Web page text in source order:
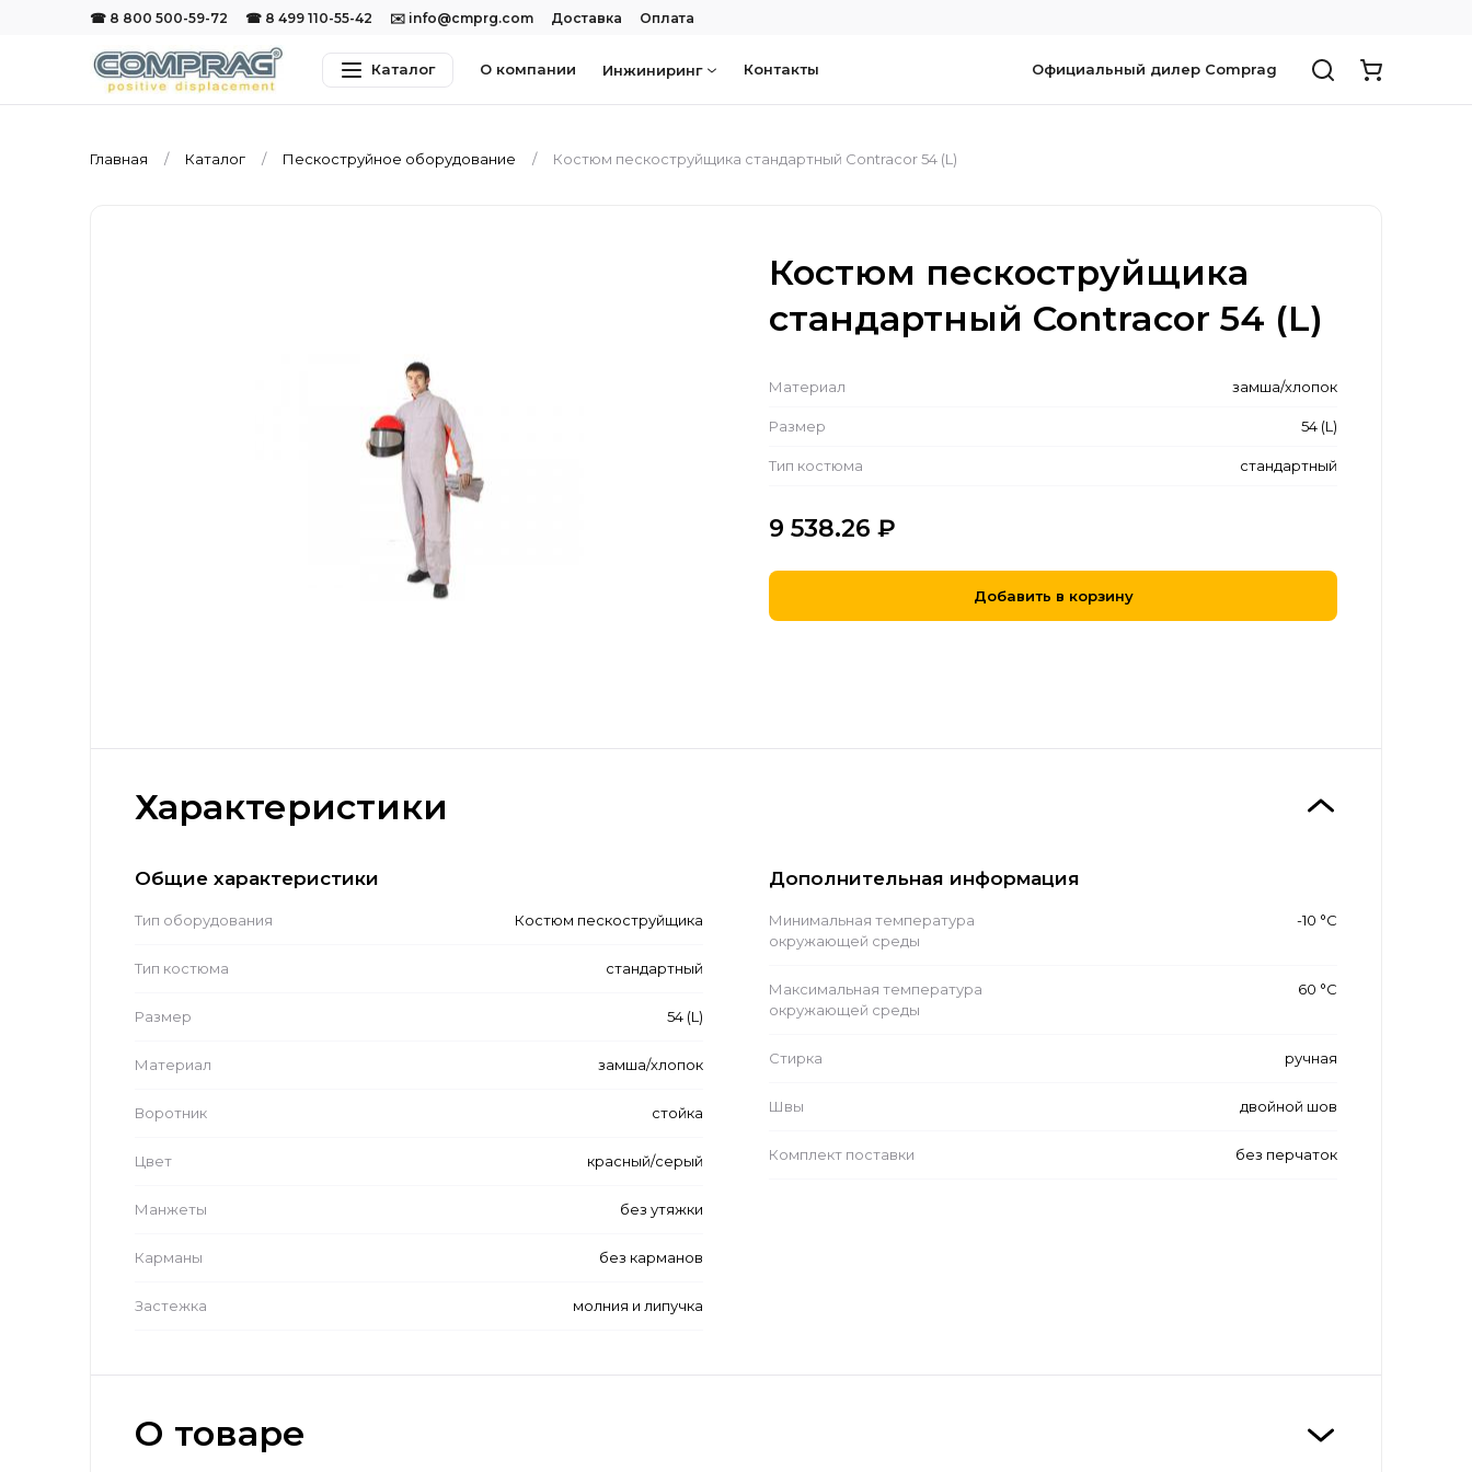
☎ 8 800 500-59-72 ☎ 8 499 110-55-42 ✉️ info@cmprg.com Доставка Оплата
Каталог О компании Инжиниринг Контакты Официальный дилер Comprag
Главная Каталог Пескоструйное оборудование Костюм пескоструйщика стандартный Contracor 54 (L)
Костюм пескоструйщика
стандартный Contracor 54 (L)
Материал замша/хлопок
Размер 54 (L)
Тип костюма стандартный
9 538.26 ₽
Добавить в корзину
Характеристики
Общие характеристики
Тип оборудования Костюм пескоструйщика
Тип костюма стандартный
Размер 54 (L)
Материал замша/хлопок
Воротник стойка
Цвет красный/серый
Манжеты без утяжки
Карманы без карманов
Застежка молния и липучка
Дополнительная информация
Минимальная температура
окружающей среды
-10 °С
Максимальная температура
окружающей среды
60 °С
Стирка ручная
Швы двойной шов
Комплект поставки без перчаток
О товаре